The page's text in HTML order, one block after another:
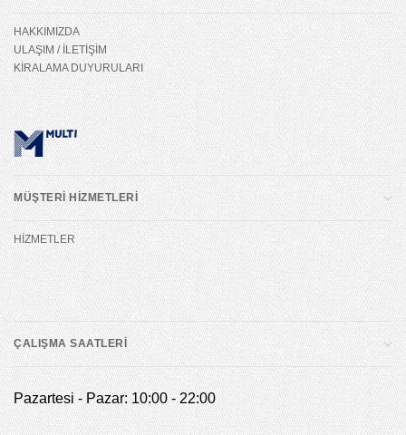
HAKKIMIZDA
ULAŞIM / İLETİŞİM
KİRALAMA DUYURULARI
MÜŞTERİ HİZMETLERİ
HİZMETLER
ÇALIŞMA SAATLERİ
Pazartesi - Pazar: 10:00 - 22:00